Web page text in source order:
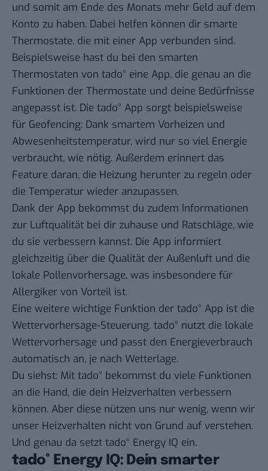
und somit am Ende des Monats mehr Geld auf dem
Konto zu haben. Dabei helfen können dir smarte
Thermostate, die mit einer App verbunden sind.
Beispielsweise hast du bei den smarten
Thermostaten von tado° eine App, die genau an die
Funktionen der Thermostate und deine Bedürfnisse
angepasst ist. Die tado° App sorgt beispielsweise
für Geofencing: Dank smartem Vorheizen und
Abwesenheitstemperatur, wird nur so viel Energie
verbraucht, wie nötig. Außerdem erinnert das
Feature daran, die Heizung herunter zu regeln oder
die Temperatur wieder anzupassen.
Dank der App bekommst du zudem Informationen
zur Luftqualität bei dir zuhause und Ratschläge, wie
du sie verbessern kannst. Die App informiert
gleichzeitig über die Qualität der Außenluft und die
lokale Pollenvorhersage, was insbesondere für
Allergiker von Vorteil ist.
Eine weitere wichtige Funktion der tado° App ist die
Wettervorhersage-Steuerung. tado° nutzt die lokale
Wettervorhersage und passt den Energieverbrauch
automatisch an, je nach Wetterlage.
Du siehst: Mit tado° bekommst du viele Funktionen
an die Hand, die dein Heizverhalten verbessern
können. Aber diese nützen uns nur wenig, wenn wir
unser Heizverhalten nicht von Grund auf verstehen.
Und genau da setzt tado° Energy IQ ein.
tado° Energy IQ: Dein smarter